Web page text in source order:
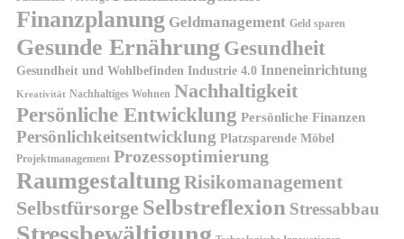
Finanzplanung Geldmanagement Geld sparen
Gesunde Ernährung Gesundheit
Gesundheit und Wohlbefinden Industrie 4.0 Inneneinrichtung
Kreativität Nachhaltiges Wohnen Nachhaltigkeit
Persönliche Entwicklung Persönliche Finanzen
Persönlichkeitsentwicklung Platzsparende Möbel
Projektmanagement Prozessoptimierung
Raumgestaltung Risikomanagement
Selbstfürsorge Selbstreflexion Stressabbau